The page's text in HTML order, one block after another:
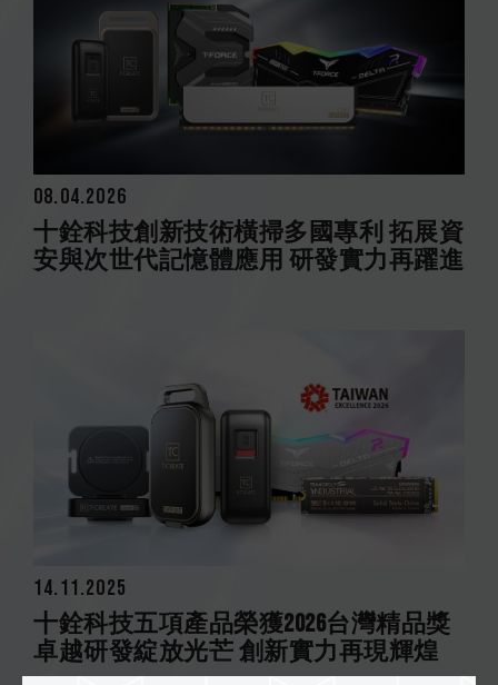
08.04.2026
十銓科技創新技術橫掃多國專利 拓展資
安與次世代記憶體應用 研發實力再躍進
14.11.2025
十銓科技五項產品榮獲2026台灣精品獎
卓越研發綻放光芒 創新實力再現輝煌